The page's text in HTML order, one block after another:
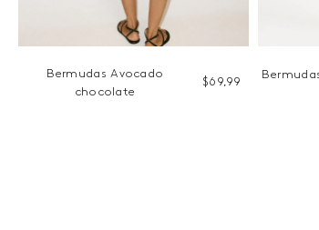
Bermudas Avocado
chocolate
$69, 99